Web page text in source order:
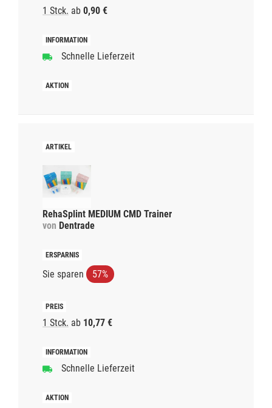
1 Stck. ab 0,90 €
Schnelle Lieferzeit
RehaSplint MEDIUM CMD Trainer
von Dentrade
Sie sparen 57%
1 Stck. ab 10,77 €
Schnelle Lieferzeit